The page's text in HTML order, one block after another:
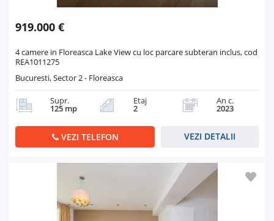
919.000 €
4 camere in Floreasca Lake View cu loc parcare subteran inclus, cod
REA1011275
Bucuresti, Sector 2 - Floreasca
Supr.
125 mp
Etaj
2
An c.
2023
VEZI TELEFON VEZI DETALII